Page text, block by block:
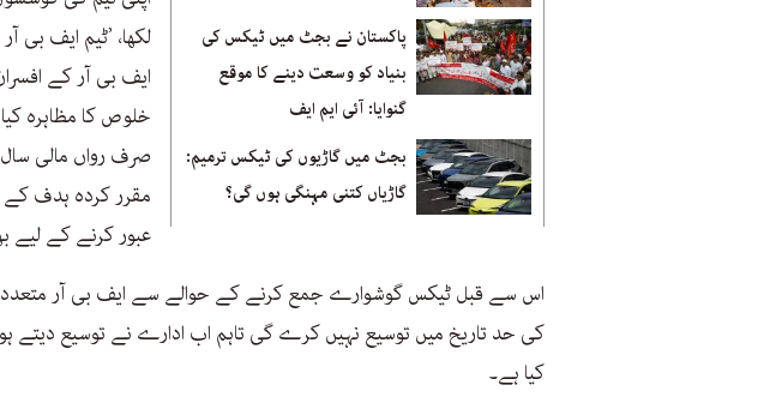
پاکستان نے بجٹ میں ٹیکس کی
بنیاد کو وسعت دینے کا موقع
گنوایا: آئی ایم ایف
بجٹ میں گاڑیوں کی ٹیکس ترمیم:
گاڑیاں کتنی مہنگی ہوں گی؟
لکھا، ’ٹیم ایف بی
ایف بی آر کے
خلوص کا مظاہرہ
صرف رواں مالی
مقرر کردہ ہدف
عبور کرنے کے لیے
کی حد تاریخ میں توسیع نہیں کرے گی تاہم اب ادارے نے توسیع دیتے
کیا ہے۔